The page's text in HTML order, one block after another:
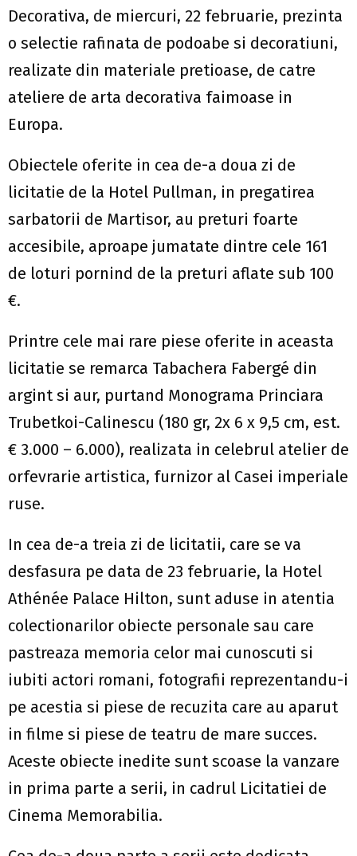
Decorativa, de miercuri, 22 februarie, prezinta
o selectie rafinata de podoabe si decoratiuni,
realizate din materiale pretioase, de catre
ateliere de arta decorativa faimoase in
Europa.
Obiectele oferite in cea de-a doua zi de
licitatie de la Hotel Pullman, in pregatirea
sarbatorii de Martisor, au preturi foarte
accesibile, aproape jumatate dintre cele 161
de loturi pornind de la preturi aflate sub 100
€.
Printre cele mai rare piese oferite in aceasta
licitatie se remarca Tabachera Fabergé din
argint si aur, purtand Monograma Princiara
Trubetkoi-Calinescu (180 gr, 2x 6 x 9,5 cm, est.
€ 3.000 – 6.000), realizata in celebrul atelier de
orfevrarie artistica, furnizor al Casei imperiale
ruse.
In cea de-a treia zi de licitatii, care se va
desfasura pe data de 23 februarie, la Hotel
Athénée Palace Hilton, sunt aduse in atentia
colectionarilor obiecte personale sau care
pastreaza memoria celor mai cunoscuti si
iubiti actori romani, fotografii reprezentandu-i
pe acestia si piese de recuzita care au aparut
in filme si piese de teatru de mare succes.
Aceste obiecte inedite sunt scoase la vanzare
in prima parte a serii, in cadrul Licitatiei de
Cinema Memorabilia.